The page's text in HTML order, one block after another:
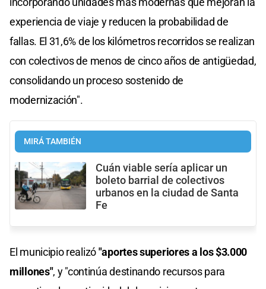
experiencia de viaje y reducen la probabilidad de
fallas. El 31,6% de los kilómetros recorridos se realizan
con colectivos de menos de cinco años de antigüedad,
consolidando un proceso sostenido de
modernización".
MIRÁ TAMBIÉN
Cuán viable sería aplicar un
boleto barrial de colectivos
urbanos en la ciudad de Santa
Fe
El municipio realizó"aportes superiores a los $3.000
millones", y "continúa destinando recursos para